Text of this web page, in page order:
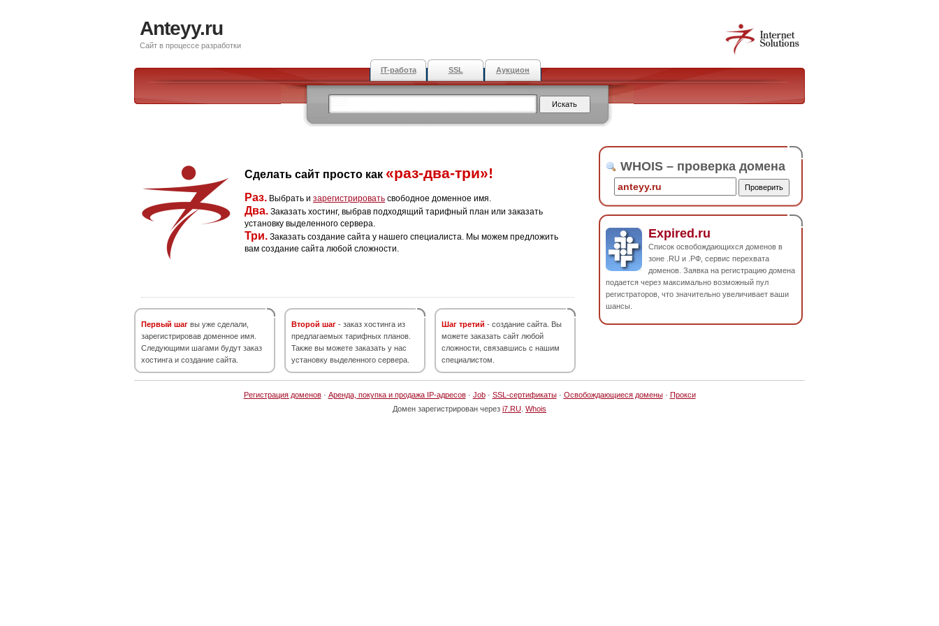
Anteyy.ru
Сайт в процессе разработки
IT-работа SSL Аукцион
Сделать сайт просто как «раз-два-три»!
Раз. Выбрать и зарегистрировать свободное доменное имя.
Два. Заказать хостинг, выбрав подходящий тарифный план или заказать
установку выделенного сервера.
Три. Заказать создание сайта у нашего специалиста. Мы можем предложить
вам создание сайта любой сложности.
Первый шаг вы уже сделали,
зарегистрировав доменное имя.
Следующими шагами будут заказ
хостинга и создание сайта.
Второй шаг - заказ хостинга из
предлагаемых тарифных планов.
Также вы можете заказать у нас
установку выделенного сервера.
Шаг третий - создание сайта. Вы
можете заказать сайт любой
сложности, связавшись с нашим
специалистом.
WHOIS – проверка домена
Expired.ru
Список освобождающихся доменов в
зоне .RU и .РФ, сервис перехвата
доменов. Заявка на регистрацию домена
подается через максимально возможный пул
регистраторов, что значительно увеличивает ваши
шансы.
Регистрация доменов· Аренда, покупка и продажа IP-адресов· Job· SSL-сертификаты· Освобождающиеся домены· Прокси
Домен зарегистрирован через i7.RU Whois